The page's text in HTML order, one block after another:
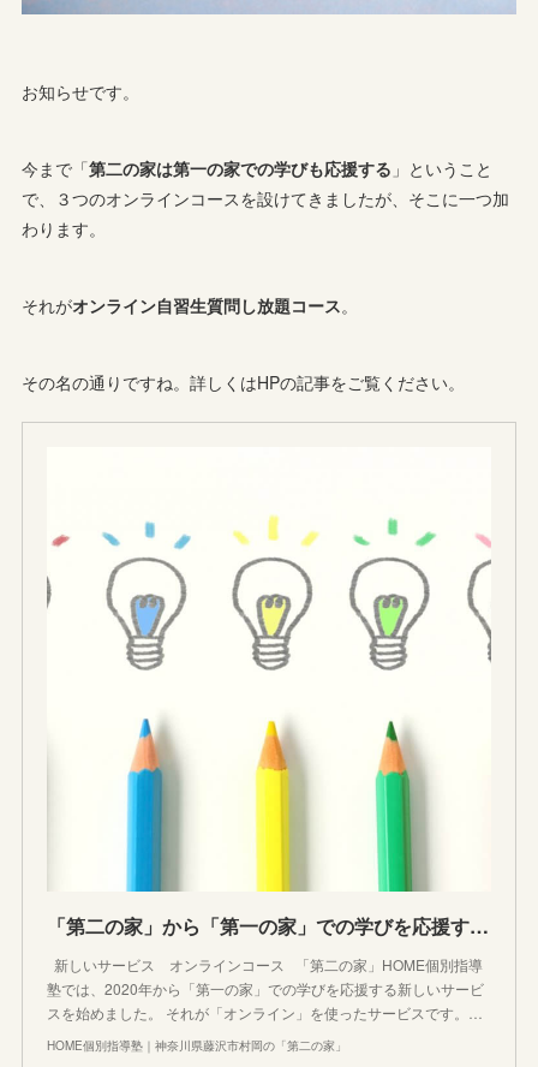
お知らせです。
今まで「第二の家は第一の家での学びも応援する 」ということ
で、３つのオンラインコースを設けてきましたが、そこに一つ加
わります。
それがオンライン自習生質問し放題コース。
その名の通りですね。詳しくはHPの記事をご覧ください。
「第二の家」から「第一の家」での学びを応援する４つのオンラインコースのお知らせ
新しいサービス オンラインコース 「第二の家」HOME個別指導
塾では、2020年から「第一の家」での学びを応援する新しいサービ
スを始めました。 それが「オンライン」を使ったサービスです。…
HOME個別指導塾｜神奈川県藤沢市村岡の「第二の家」